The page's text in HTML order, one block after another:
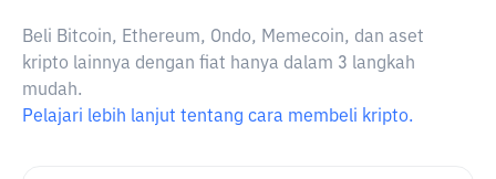
Beli Bitcoin, Ethereum, Ondo, Memecoin, dan aset
kripto lainnya dengan fiat hanya dalam 3 langkah
mudah.
Pelajari lebih lanjut tentang cara membeli kripto.